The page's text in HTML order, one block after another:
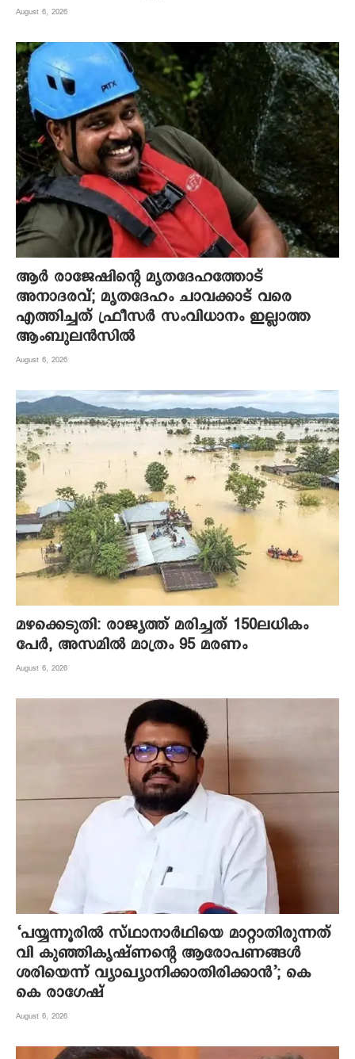
August 6, 2026
ആര്‍ രാജേഷിന്റെ മൃതദേഹത്തോട്
അനാദരവ്; മൃതദേഹം ചാവക്കാട് വരെ
എത്തിച്ചത് ഫ്രീസര്‍ സംവിധാനം ഇല്ലാത്ത
ആംബുലന്‍സില്‍
August 6, 2026
മഴക്കെടുതി: രാജ്യത്ത് മരിച്ചത് 150ലധികം
പേർ, അസമിൽ മാത്രം 95 മരണം
August 6, 2026
‘പയ്യന്നൂരിൽ സ്ഥാനാർഥിയെ മാറ്റാതിരുന്നത്
വി കുഞ്ഞികൃഷ്ണന്റെ ആരോപണങ്ങൾ
ശരിയെന്ന് വ്യാഖ്യാനിക്കാതിരിക്കാൻ’; കെ
കെ രാഗേഷ്
August 6, 2026